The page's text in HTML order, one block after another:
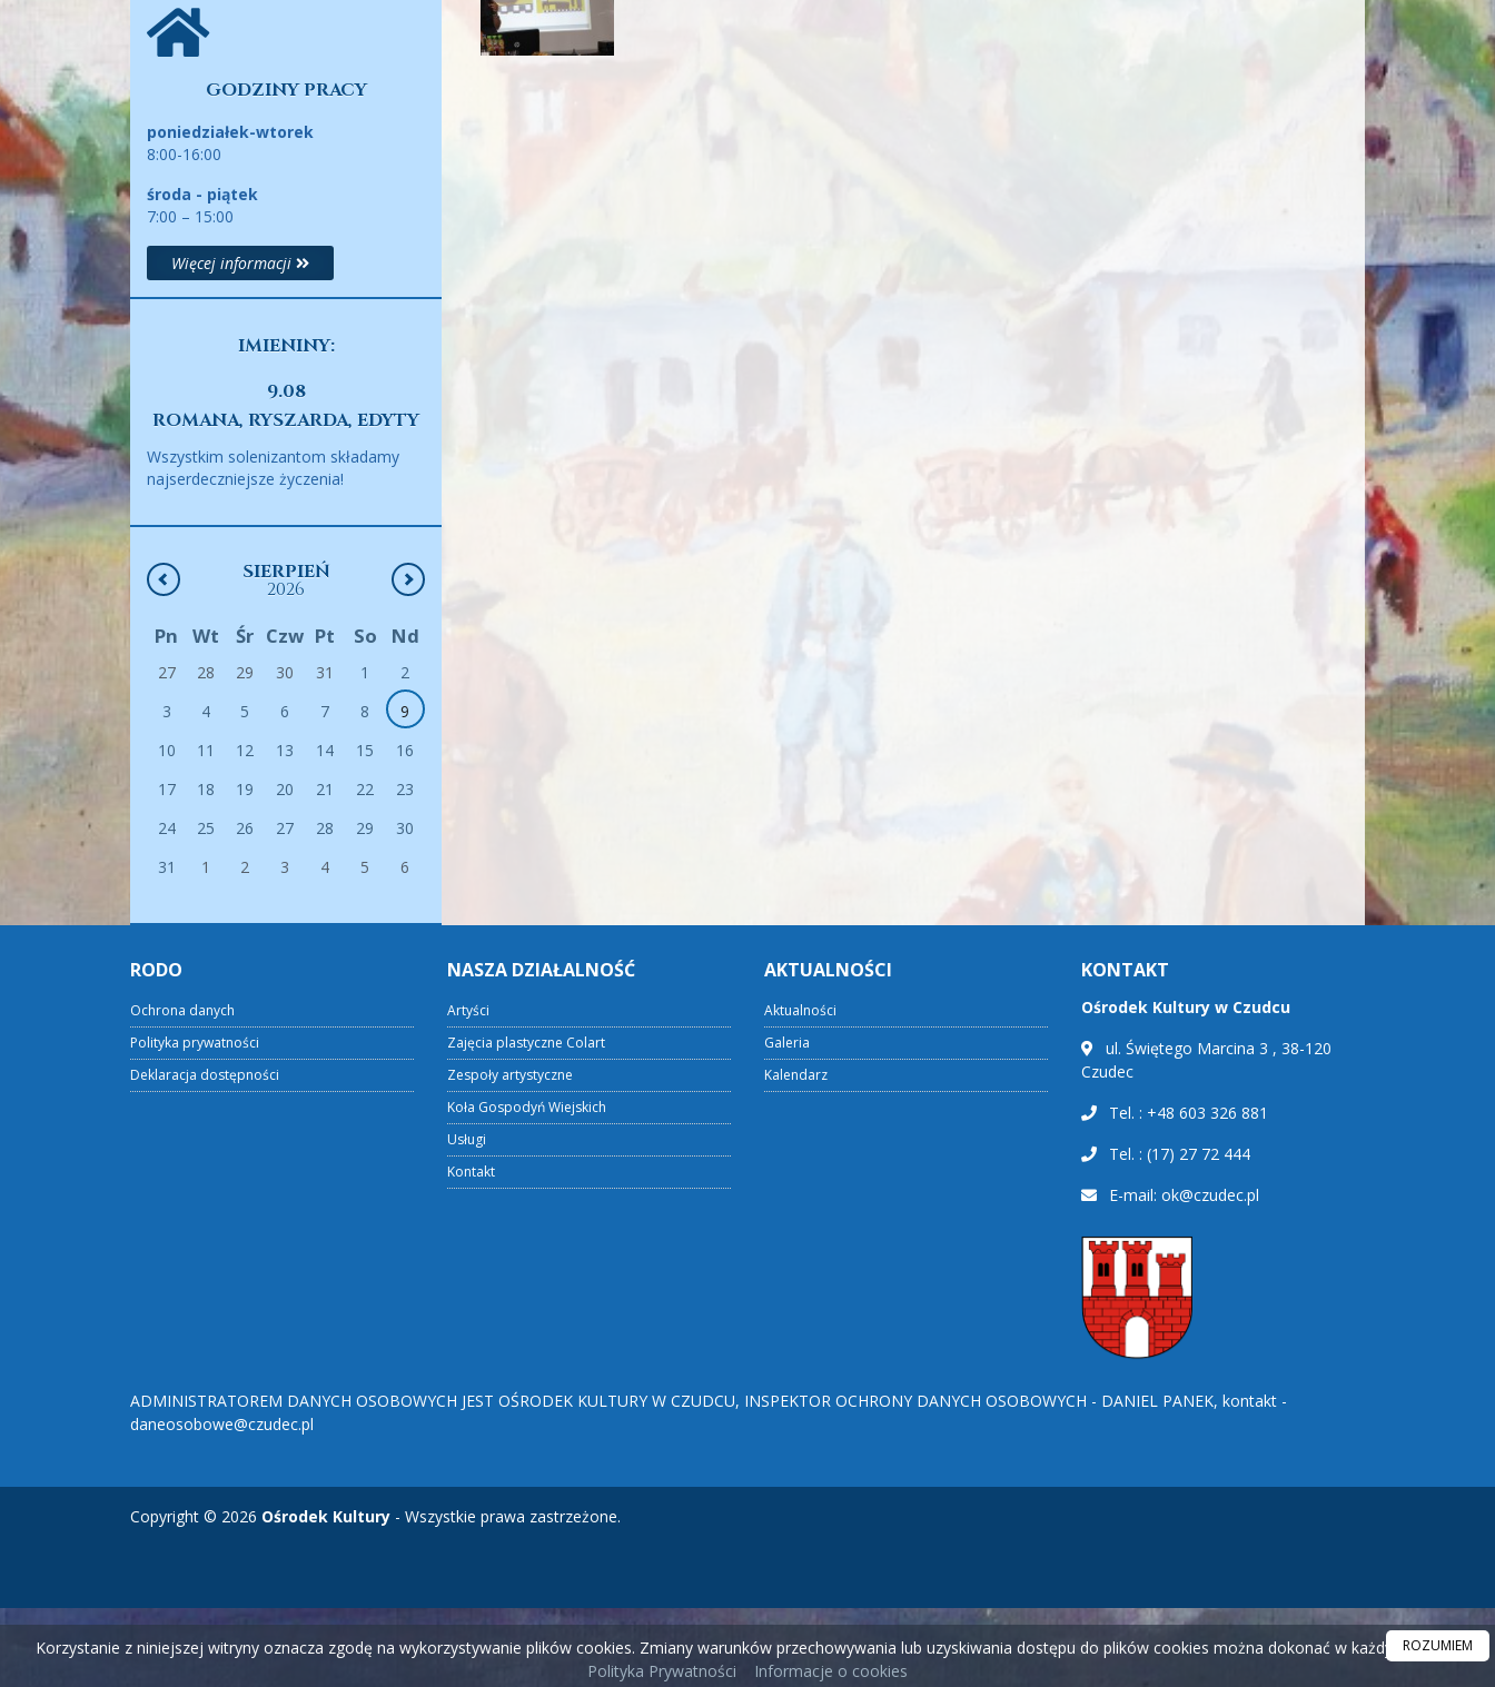
GODZINY PRACY
poniedziałek-wtorek
8:00-16:00
środa - piątek
7:00 – 15:00
Więcej informacji
IMIENINY:
9.08
ROMANA, RYSZARDA, EDYTY
Wszystkim solenizantom składamy
najserdeczniejsze życzenia!
SIERPIEŃ
2026
Pn Wt Śr Czw Pt So Nd
27 28 29 30 31 1
2
3
4 5 6 7 8
9
10
11 12 13 14 15
16
17
18 19 20 21 22
23
24
25 26 27 28 29
30
31
1 2 3 4 5 6
RODO
Ochrona danych
Polityka prywatności
Deklaracja dostępności
NASZA DZIAŁALNOŚĆ
Artyści
Zajęcia plastyczne Colart
Zespoły artystyczne
Koła Gospodyń Wiejskich
Usługi
Kontakt
AKTUALNOŚCI
Aktualności
Galeria
Kalendarz
KONTAKT
Ośrodek Kultury w Czudcu
ul. Świętego Marcina 3 , 38-120
Czudec
Tel. : +48 603 326 881
Tel. : (17) 27 72 444
E-mail: ok@czudec.pl
ADMINISTRATOREM DANYCH OSOBOWYCH JEST OŚRODEK KULTURY W CZUDCU, INSPEKTOR OCHRONY DANYCH OSOBOWYCH - DANIEL PANEK, kontakt -
daneosobowe@czudec.pl
Copyright © 2026 Ośrodek Kultury - Wszystkie prawa zastrzeżone.
Korzystanie z niniejszej witryny oznacza zgodę na wykorzystywanie plików cookies. Zmiany warunków przechowywania lub uzyskiwania dostępu do plików cookies można dokonać w każdym czasie.
Polityka Prywatności
Informacje o cookies
ROZUMIEM